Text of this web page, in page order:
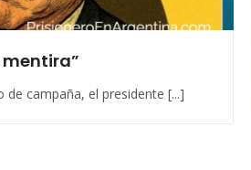
mentira”
de campaña, el presidente [...]